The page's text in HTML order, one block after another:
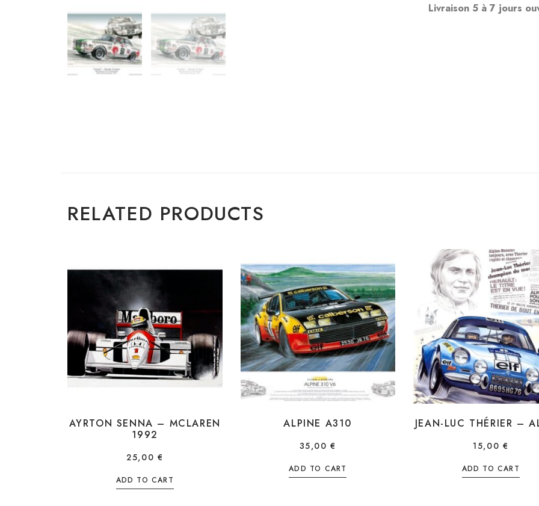
Livraison 5 à 7 jours
RELATED PRODUCTS
AYRTON SENNA – MCLAREN
1992
25,00 €
ADD TO CART
ALPINE A310
35,00€
ADD TO CART
JEAN-LUC THÉRIER –
15,00 €
ADD TO CART